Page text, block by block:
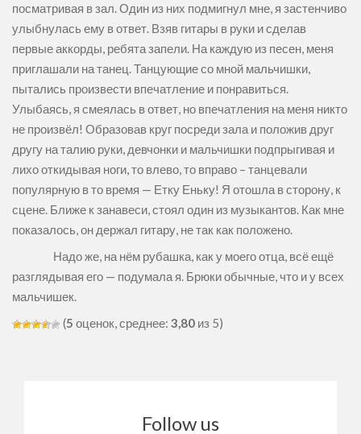
посматривая в зал. Один из них подмигнул мне, я застенчиво
улыбнулась ему в ответ. Взяв гитары в руки и сделав
первые аккорды, ребята запели. На каждую из песен, меня
приглашали на танец. Танцующие со мной мальчишки,
пытались произвести впечатление и понравиться.
Улыбаясь, я смеялась в ответ, но впечатления на меня никто
не произвёл! Образовав круг посреди зала и положив друг
другу на талию руки, девчонки и мальчишки подпрыгивая и
лихо откидывая ноги, то влево, то вправо – танцевали
популярную в то время — Етку Еньку! Я отошла в сторону, к
сцене. Ближе к занавеси, стоял один из музыкантов. Как мне
показалось, он держал гитару, не так как положено.
Надо же, на нём рубашка, как у моего отца, всё ещё
разглядывая его — подумала я. Брюки обычные, что и у всех
мальчишек.
(5 оценок, среднее: 3,80 из 5)
Follow us